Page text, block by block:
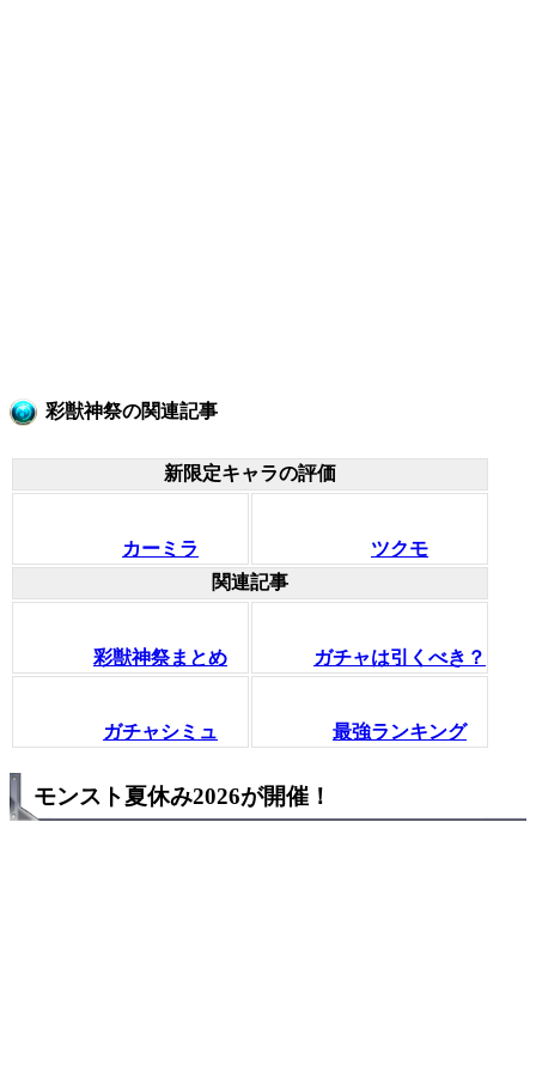
彩獣神祭の関連記事
新限定キャラの評価
カーミラ
ツクモ
関連記事
彩獣神祭まとめ ガチャは引くべき？
ガチャシミュ 最強ランキング
モンスト夏休み2026が開催！